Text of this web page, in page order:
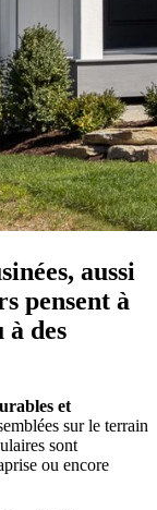
aussi
pensent à
à des
et
sur le terrain
sont
ou encore